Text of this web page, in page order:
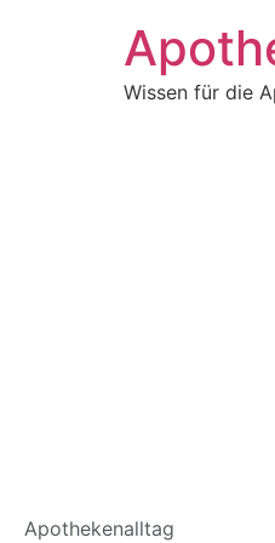
Wissen für die
Apothekenalltag